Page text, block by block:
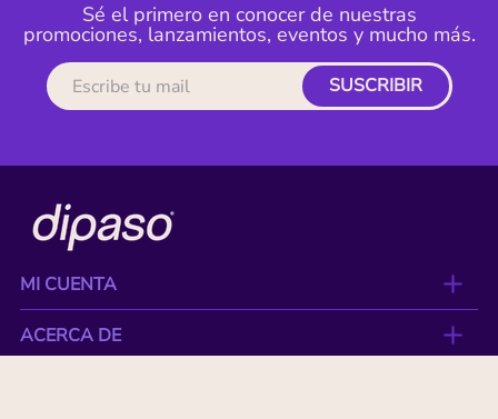
Sé el primero en conocer de nuestras
promociones, lanzamientos, eventos y mucho más.
SUSCRIBIR
MI CUENTA
ACERCA DE